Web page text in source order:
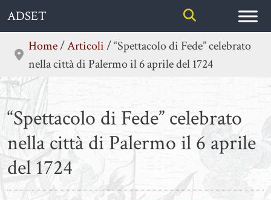
Skip
content
ADSET
Home/Articoli/“Spettacolo di Fede” celebrato
nella città di Palermo il 6 aprile del 1724
“Spettacolo di Fede” celebrato
nella città di Palermo il 6 aprile
del 1724